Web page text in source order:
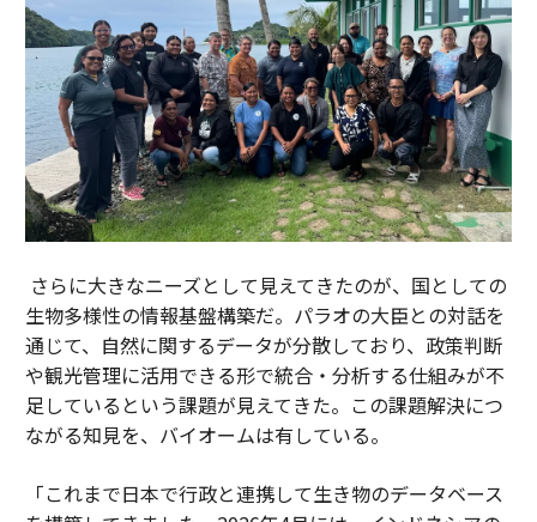
さらに大きなニーズとして見えてきたのが、国としての
生物多様性の情報基盤構築だ。パラオの大臣との対話を
通じて、自然に関するデータが分散しており、政策判断
や観光管理に活用できる形で統合・分析する仕組みが不
足しているという課題が見えてきた。この課題解決につ
ながる知見を、バイオームは有している。
「これまで日本で行政と連携して生き物のデータベース